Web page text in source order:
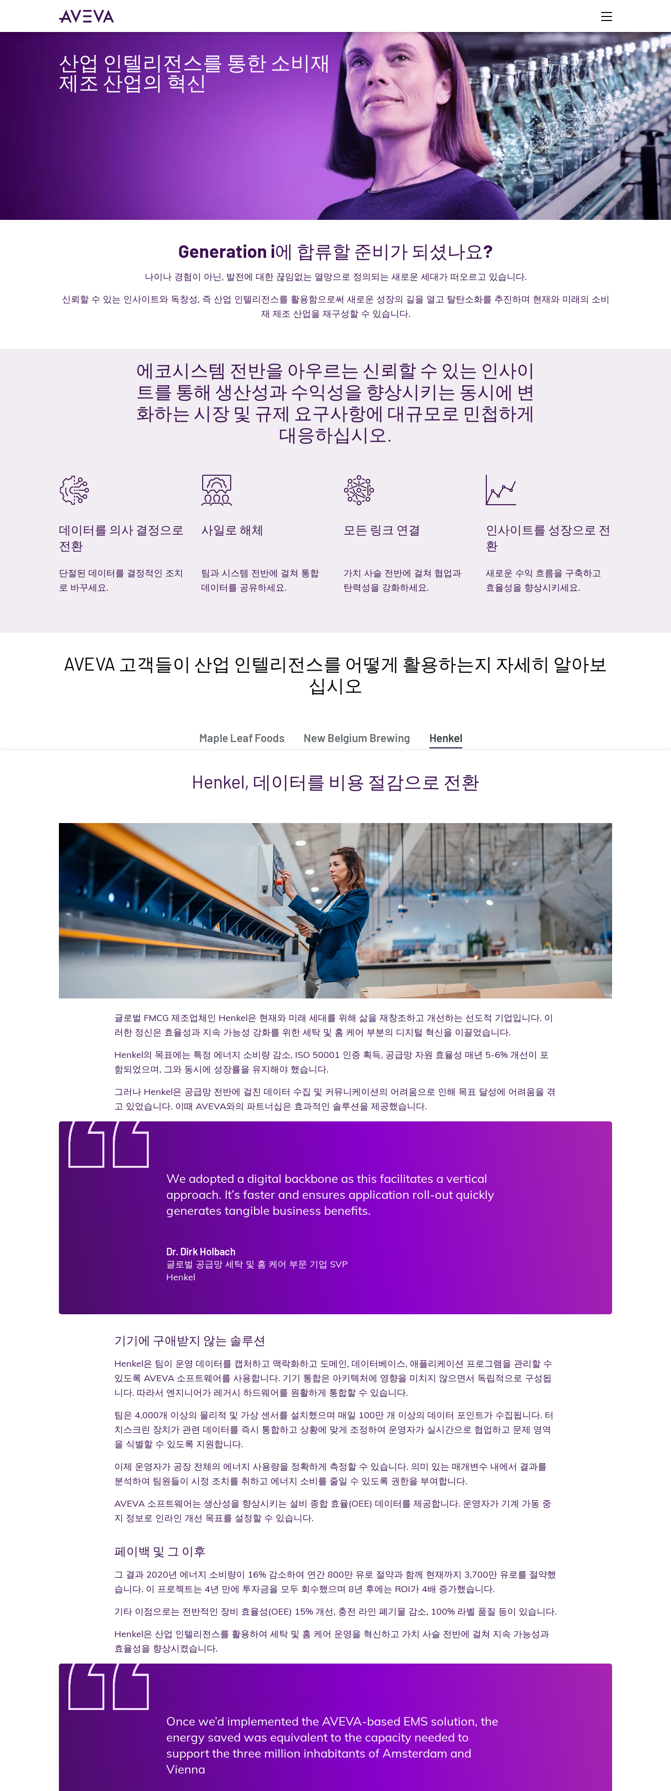
산업 인텔리전스를 통한 소비재
제조 산업의 혁신
Generation i에 합류할 준비가 되셨나요?
나이나 경험이 아닌, 발전에 대한 끊임없는 열망으로 정의되는 새로운 세대가 떠오르고 있습니다.
신뢰할 수 있는 인사이트와 독창성, 즉 산업 인텔리전스를 활용함으로써 새로운 성장의 길을 열고 탈탄소화를 추진하며 현재와 미래의 소비
재 제조 산업을 재구성할 수 있습니다.
에코시스템 전반을 아우르는 신뢰할 수 있는 인사이
트를 통해 생산성과 수익성을 향상시키는 동시에 변
화하는 시장 및 규제 요구사항에 대규모로 민첩하게
대응하십시오.
데이터를 의사 결정으로
전환
단절된 데이터를 결정적인 조치
로 바꾸세요.
사일로 해체
팀과 시스템 전반에 걸쳐 통합
데이터를 공유하세요.
모든 링크 연결
가치 사슬 전반에 걸쳐 협업과
탄력성을 강화하세요.
인사이트를 성장으로 전
환
새로운 수익 흐름을 구축하고
효율성을 향상시키세요.
AVEVA 고객들이 산업 인텔리전스를 어떻게 활용하는지 자세히 알아보
십시오
Maple Leaf Foods New Belgium Brewing Henkel
Henkel, 데이터를 비용 절감으로 전환
글로벌 FMCG 제조업체인 Henkel은 현재와 미래 세대를 위해 삶을 재창조하고 개선하는 선도적 기업입니다. 이
러한 정신은 효율성과 지속 가능성 강화를 위한 세탁 및 홈 케어 부분의 디지털 혁신을 이끌었습니다.
Henkel의 목표에는 특정 에너지 소비량 감소, ISO 50001 인증 획득, 공급망 자원 효율성 매년 5-6% 개선이 포
함되었으며, 그와 동시에 성장률을 유지해야 했습니다.
그러나 Henkel은 공급망 전반에 걸친 데이터 수집 및 커뮤니케이션의 어려움으로 인해 목표 달성에 어려움을 겪
고 있었습니다. 이때 AVEVA와의 파트너십은 효과적인 솔루션을 제공했습니다.
We adopted a digital backbone as this facilitates a vertical
approach. It’s faster and ensures application roll-out quickly
generates tangible business benefits.
Dr. Dirk Holbach
글로벌 공급망 세탁 및 홈 케어 부문 기업 SVP
Henkel
기기에 구애받지 않는 솔루션
Henkel은 팀이 운영 데이터를 캡처하고 맥락화하고 도메인, 데이터베이스, 애플리케이션 프로그램을 관리할 수
있도록 AVEVA 소프트웨어를 사용합니다. 기기 통합은 아키텍처에 영향을 미치지 않으면서 독립적으로 구성됩
니다. 따라서 엔지니어가 레거시 하드웨어를 원활하게 통합할 수 있습니다.
팀은 4,000개 이상의 물리적 및 가상 센서를 설치했으며 매일 100만 개 이상의 데이터 포인트가 수집됩니다. 터
치스크린 장치가 관련 데이터를 즉시 통합하고 상황에 맞게 조정하여 운영자가 실시간으로 협업하고 문제 영역
을 식별할 수 있도록 지원합니다.
이제 운영자가 공장 전체의 에너지 사용량을 정확하게 측정할 수 있습니다. 의미 있는 매개변수 내에서 결과를
분석하여 팀원들이 시정 조치를 취하고 에너지 소비를 줄일 수 있도록 권한을 부여합니다.
AVEVA 소프트웨어는 생산성을 향상시키는 설비 종합 효율(OEE) 데이터를 제공합니다. 운영자가 기계 가동 중
지 정보로 인라인 개선 목표를 설정할 수 있습니다.
페이백 및 그 이후
그 결과 2020년 에너지 소비량이 16% 감소하여 연간 800만 유로 절약과 함께 현재까지 3,700만 유로를 절약했
습니다. 이 프로젝트는 4년 만에 투자금을 모두 회수했으며 8년 후에는 ROI가 4배 증가했습니다.
기타 이점으로는 전반적인 장비 효율성(OEE) 15% 개선, 충전 라인 폐기물 감소, 100% 라벨 품질 등이 있습니다.
Henkel은 산업 인텔리전스를 활용하여 세탁 및 홈 케어 운영을 혁신하고 가치 사슬 전반에 걸쳐 지속 가능성과
효율성을 향상시켰습니다.
Once we’d implemented the AVEVA-based EMS solution, the
energy saved was equivalent to the capacity needed to
support the three million inhabitants of Amsterdam and
Vienna